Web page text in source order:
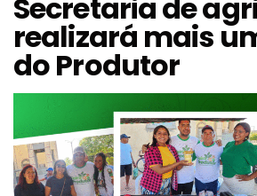
Secretaria de
realizará mais
do Produtor